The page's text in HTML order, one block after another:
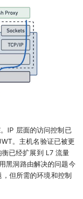
IP 层面的访问控制已
。主机名验证已被更
已经扩展到 L7 流量
黑洞路由解决的问题今
但所需的环境和控制